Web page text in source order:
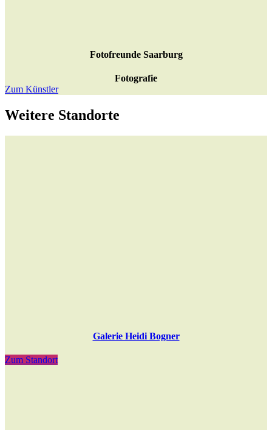
Fotofreunde Saarburg
Fotografie
Zum Künstler
Weitere Standorte
Galerie Heidi Bogner
Zum Standort